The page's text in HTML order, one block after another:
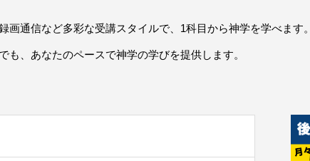
画通信など多彩な受講スタイルで、1科目から神学を学べます。
も、あなたのペースで神学の学びを提供します。